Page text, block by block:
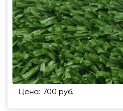
Цена: 700 руб.